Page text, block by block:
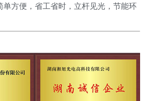
方便，省工省时，立杆见光，节能环